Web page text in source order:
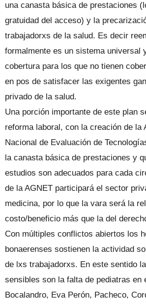
una canasta básica de prestaciones
gratuidad del acceso) y la
trabajadorxs de la salud. Es decir
formalmente es un sistema universal
cobertura para los que no tienen
en pos de satisfacer las exigentes
privado de la salud.
Una porción importante de este plan
reforma laboral, con la creación de la
Nacional de Evaluación de
la canasta básica de prestaciones y
estudios son adecuados para cada
de la AGNET participará el sector
medicina, por lo que la vara será la
costo/beneficio más que la del
Con múltiples conflictos abiertos los
bonaerenses sostienen la actividad
de lxs trabajadorxs. En este sentido
sensibles son la falta de pediatras en
Bocalandro, Eva Perón, Pacheco,